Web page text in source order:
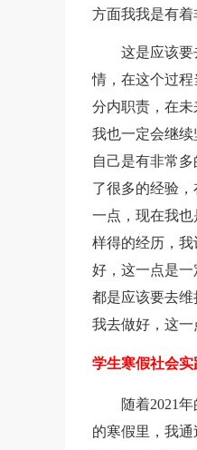
方面我我是有着
这是应该
情，在这个过
分内职责，在
我也一定会继
自己是有非常
了很多的经验
一点，现在我
样得的经历，
好，这一点是
都是应该要去
我去做好，这一
学生寒假社会实
随着2021
的寒假里，我